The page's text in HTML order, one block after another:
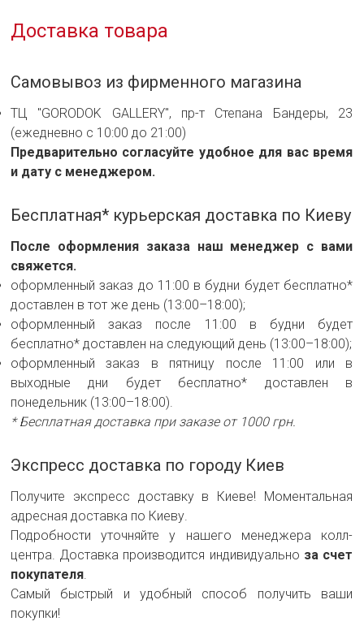
Доставка товара
Самовывоз из фирменного магазина
ТЦ "GORODOK GALLERY", пр-т Степана Бандеры, 23
(ежедневно с 10:00 до 21:00)
Предварительно согласуйте удобное для вас время
и дату с менеджером.
Бесплатная* курьерская доставка по Киеву
После оформления заказа наш менеджер с вами
свяжется.
оформленный заказ до 11:00 в будни будет бесплатно*
доставлен в тот же день (13:00–18:00);
оформленный заказ после 11:00 в будни будет
бесплатно* доставлен на следующий день (13:00–18:00);
оформленный заказ в пятницу после 11:00 или в
выходные дни будет бесплатно* доставлен в
понедельник (13:00–18:00).
* Бесплатная доставка при заказе от 1000 грн.
Экспресс доставка по городу Киев
Получите экспресс доставку в Киеве! Моментальная
адресная доставка по Киеву.
Подробности уточняйте у нашего менеджера колл-
центра. Доставка производится индивидуально за счет
покупателя.
Самый быстрый и удобный способ получить ваши
покупки!